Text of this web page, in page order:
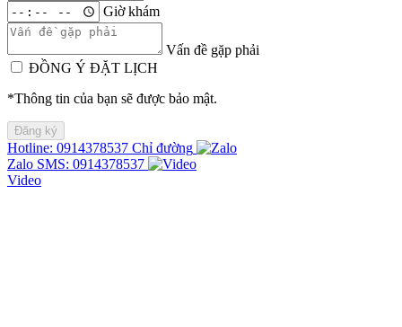
Giờ khám
Vấn đề gặp phải
ĐỒNG Ý ĐẶT LỊCH
*Thông tin của bạn sẽ được bảo mật.
Hotline: 0914378537 Chỉ đường
Zalo SMS: 0914378537
Video